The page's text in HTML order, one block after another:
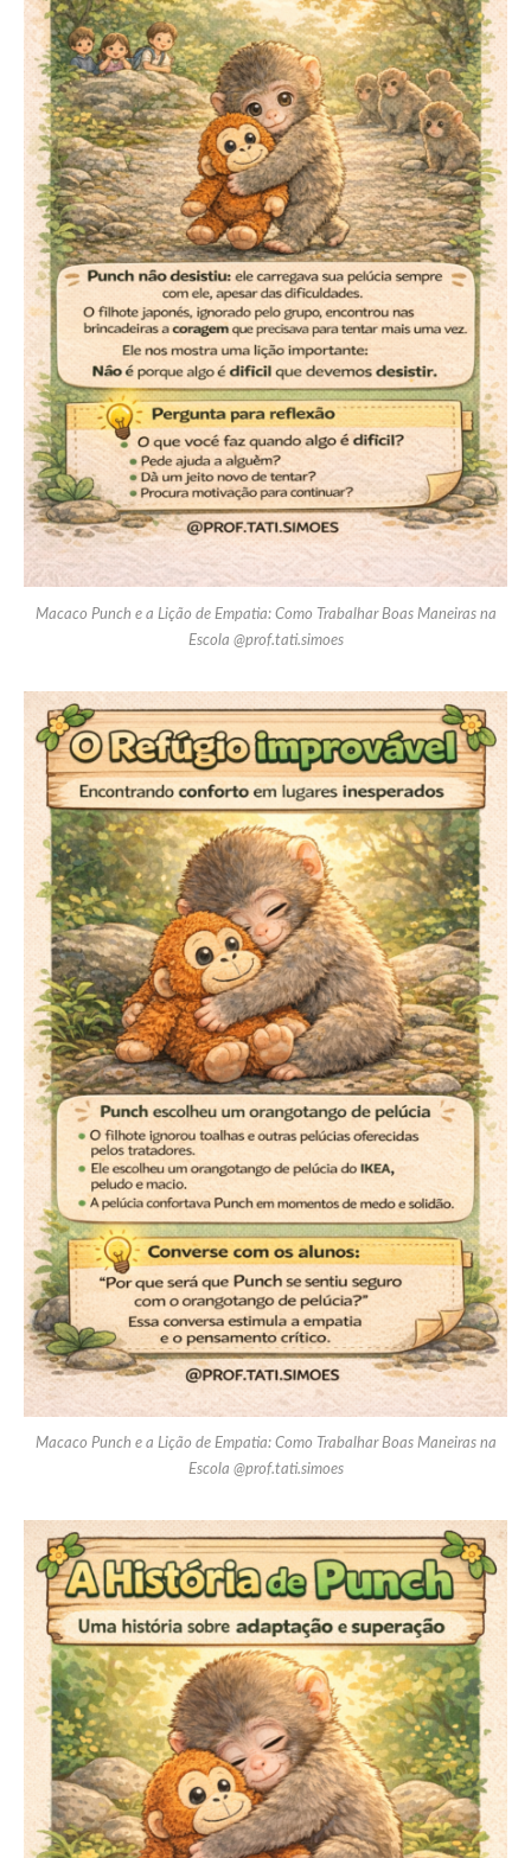
Macaco Punch e a Lição de Empatia: Como Trabalhar Boas Maneiras na
Escola @prof.tati.simoes
Macaco Punch e a Lição de Empatia: Como Trabalhar Boas Maneiras na
Escola @prof.tati.simoes